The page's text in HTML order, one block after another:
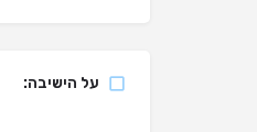
על הישיבה: